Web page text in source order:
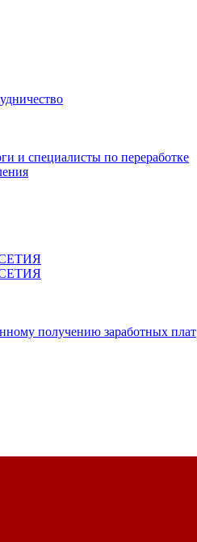
и специалисты по переработке
получению заработных плат